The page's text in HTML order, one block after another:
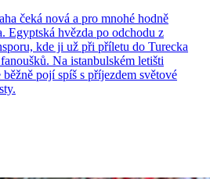
čeká nová a pro mnohé hodně
Egyptská hvězda po odchodu z
kde ji už při příletu do Turecka
Na istanbulském letišti
pojí spíš s příjezdem světové